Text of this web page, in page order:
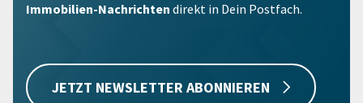
Immobilien-Nachrichten direkt in Dein Postfach.
JETZT NEWSLETTER ABONNIEREN